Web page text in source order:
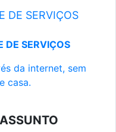
DE SERVIÇOS
DE SERVIÇOS
da internet, sem
casa.